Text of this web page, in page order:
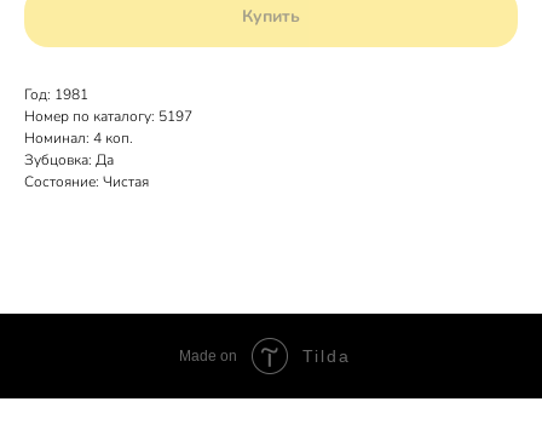
Купить
Год: 1981
Номер по каталогу: 5197
Номинал: 4 коп.
Зубцовка: Да
Состояние: Чистая
Made on Tilda